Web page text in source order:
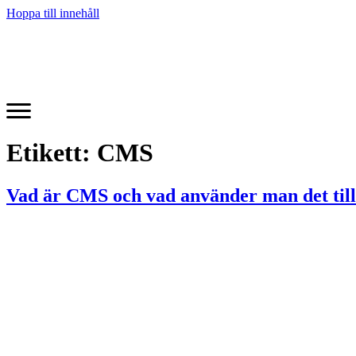
Hoppa till innehåll
Etikett: CMS
Vad är CMS och vad använder man det